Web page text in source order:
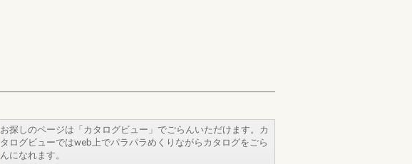
お探しのページは「カタログビュー」でごらんいただけます。カ
タログビューではweb上でパラパラめくりながらカタログをごら
んになれます。